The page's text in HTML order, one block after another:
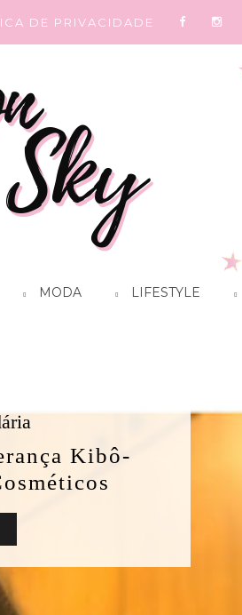
DE PRIVACIDADE
MODA LIFESTYLE
Kibô-